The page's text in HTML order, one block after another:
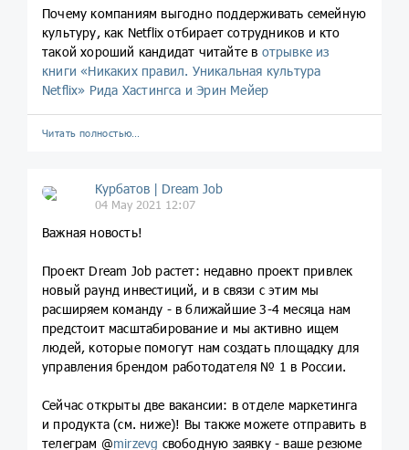
Почему компаниям выгодно поддерживать семейную
культуру, как Netflix отбирает сотрудников и кто
такой хороший кандидат читайте в отрывке из
книги «Никаких правил. Уникальная культура
Netflix» Рида Хастингса и Эрин Мейер
Читать полностью…
Курбатов | Dream Job
04 May 2021 12:07
Важная новость!
Проект Dream Job растет: недавно проект привлек
новый раунд инвестиций, и в связи с этим мы
расширяем команду - в ближайшие 3-4 месяца нам
предстоит масштабирование и мы активно ищем
людей, которые помогут нам создать площадку для
управления брендом работодателя № 1 в России.
Сейчас открыты две вакансии: в отделе маркетинга
и продукта (см. ниже)! Вы также можете отправить в
телеграм @mirzevg свободную заявку - ваше резюме